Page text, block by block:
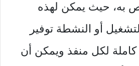
به، حيث يمكن لهذه
أو النشطة توفير
كاملة لكل منفذ ويمكن أن